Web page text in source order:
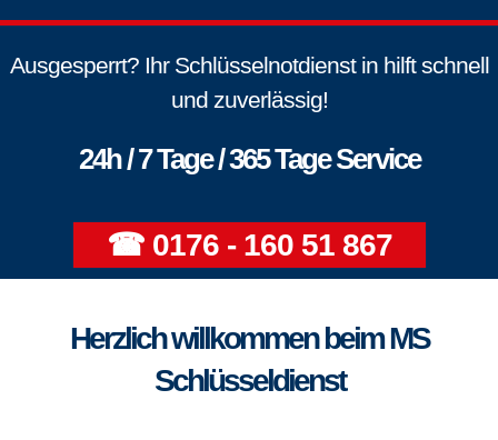
Ausgesperrt? Ihr Schlüsselnotdienst in hilft schnell
und zuverlässig!
24h / 7 Tage / 365 Tage Service
☎ 0176 - 160 51 867
Herzlich willkommen beim MS
Schlüsseldienst